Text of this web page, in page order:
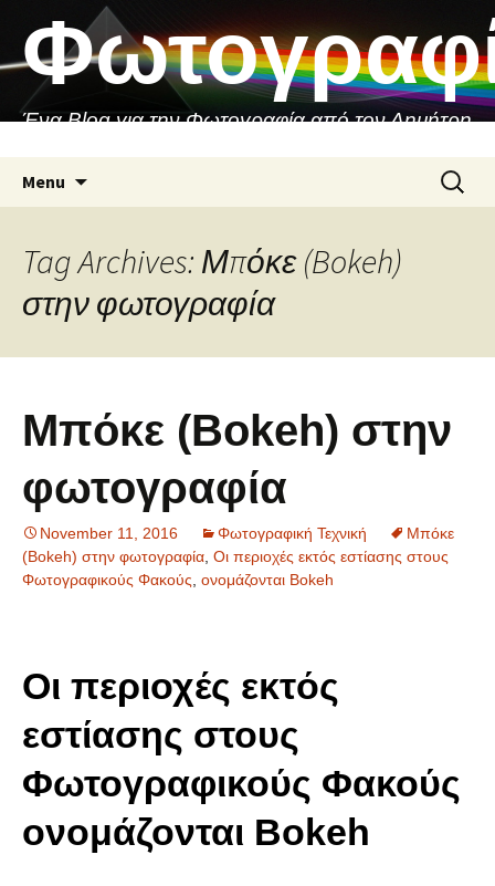
content
Ένα Blog για την Φωτογραφία από τον Δημήτρη
Menu
Search
for:
Tag Archives: Μπόκε (Bokeh)
στην φωτογραφία
Μπόκε (Bokeh) στην
φωτογραφία
November 11, 2016 Φωτογραφική Τεχνική
Μπόκε
(Bokeh) στην φωτογραφία Οι περιοχές εκτός εστίασης στους
Φωτογραφικούς Φακούς ονομάζονται Bokeh
Οι περιοχές εκτός
εστίασης στους
Φωτογραφικούς Φακούς
ονομάζονται Bokeh